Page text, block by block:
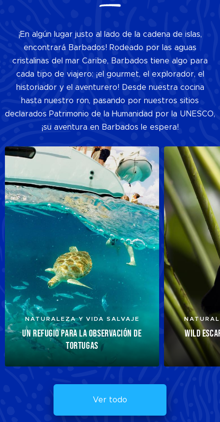
¡En algún lugar justo al lado de la cadena de islas,
encontrará Barbados! Rodeado por las aguas
cristalinas del mar Caribe, Barbados tiene algo para
cada tipo de viajero: ¡el gourmet, el explorador, el
historiador y el aventurero! Desde nuestra cocina
hasta nuestro ron, pasando por nuestros sitios
declarados Patrimonio de la Humanidad por la UNESCO,
¡su aventura en Barbados le espera!
NATURALEZA Y VIDA SALVAJE
UN REFUGIO PARA LA OBSERVACIÓN DE
TORTUGAS
WILD
Ver todo